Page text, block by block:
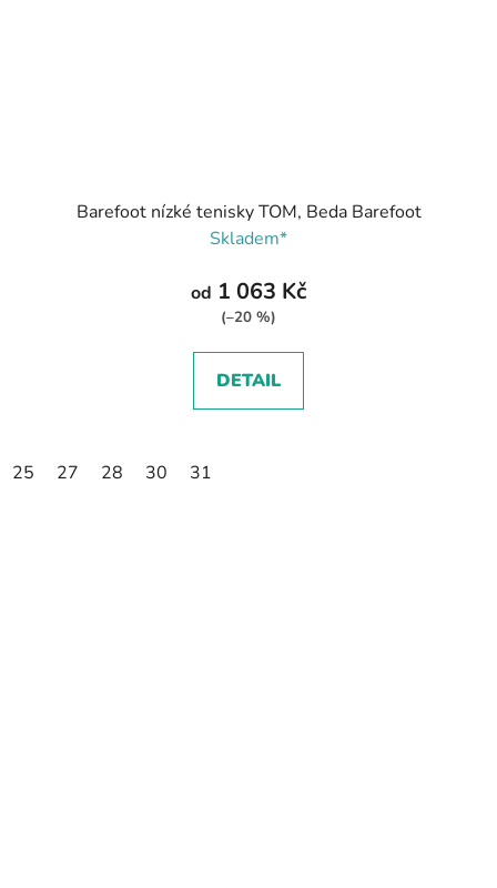
Barefoot nízké tenisky TOM, Beda Barefoot
Skladem*
od 1 063 Kč
(–20 %)
DETAIL
25 27 28 30 31